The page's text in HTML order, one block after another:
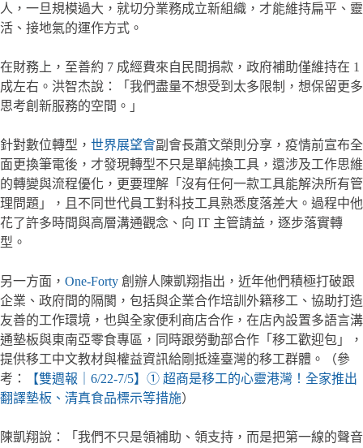
人，一旦規模過大，就切分業務成立新組織，才能維持扁平、靈
活、接地氣的運作方式。
在財務上，至善約 7 成經費來自民間捐款，政府補助僅維持在 1
成左右。洪智杰說：「我們盡量不想受到太多限制，想保留更多
思考創新服務的空間。」
針對數位轉型， 世界展望會副會長蕭文榮則分享，疫情前宣布全
面更換筆電後，才發現轉型不只是單純換工具，還涉及工作思維
的轉變與流程優化，更要理解「沒有任何一款工具能解決所有管
理問題」，且不同世代員工對科技工具熟悉度落差大。過程中他
花了許多時間與高層溝通觀念、向 IT 主管請益，逐步落實轉
型。
另一方面， One-Forty 創辦人陳凱翔指出，近年他們積極打破跟
企業、政府間的隔閡，包括與企業合作培訓外籍移工、協助打造
友善的工作環境，也與全家便利商店合作，在店內設置多語言溝
通墊板與東南亞零食專區，同時跟勞動部合作「移工歡迎包」，
提供移工中文教材與權益資訊給剛抵達臺灣的移工群體。（參
考：
【雙週報｜6/22-7/5】① 超商是移工的心靈港灣！全家推出
翻譯墊板、清真食品標示等措施）
陳凱翔說：「我們不只是領補助、領支持，而是把第一線的聲音